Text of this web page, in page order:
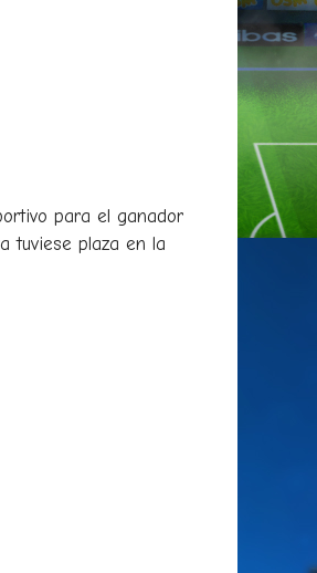
para el ganador
tuviese plaza en la